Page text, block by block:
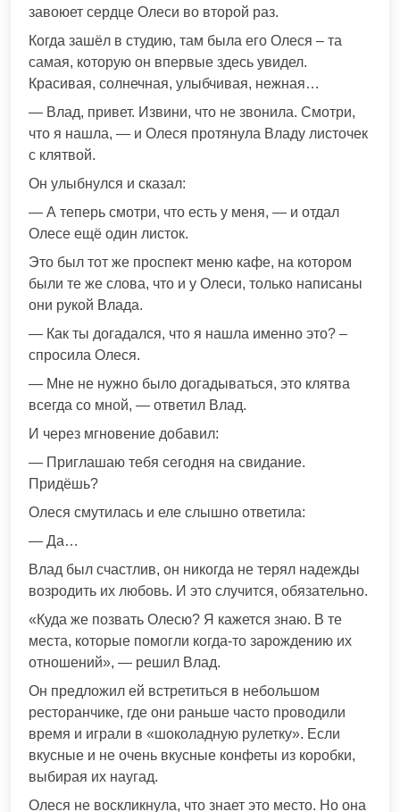
завоюет сердце Олеси во второй раз.
Когда зашёл в студию, там была его Олеся – та
самая, которую он впервые здесь увидел.
Красивая, солнечная, улыбчивая, нежная…
— Влад, привет. Извини, что не звонила. Смотри,
что я нашла, — и Олеся протянула Владу листочек
с клятвой.
Он улыбнулся и сказал:
— А теперь смотри, что есть у меня, — и отдал
Олесе ещё один листок.
Это был тот же проспект меню кафе, на котором
были те же слова, что и у Олеси, только написаны
они рукой Влада.
— Как ты догадался, что я нашла именно это? –
спросила Олеся.
— Мне не нужно было догадываться, это клятва
всегда со мной, — ответил Влад.
И через мгновение добавил:
— Приглашаю тебя сегодня на свидание.
Придёшь?
Олеся смутилась и еле слышно ответила:
— Да…
Влад был счастлив, он никогда не терял надежды
возродить их любовь. И это случится, обязательно.
«Куда же позвать Олесю? Я кажется знаю. В те
места, которые помогли когда-то зарождению их
отношений», — решил Влад.
Он предложил ей встретиться в небольшом
ресторанчике, где они раньше часто проводили
время и играли в «шоколадную рулетку». Если
вкусные и не очень вкусные конфеты из коробки,
выбирая их наугад.
Олеся не воскликнула, что знает это место. Но она